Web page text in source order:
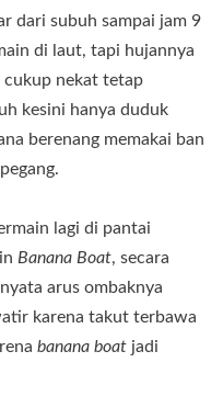
dari subuh sampai jam 9
di laut, tapi hujannya
cukup nekat tetap
kesini hanya duduk
berenang memakai ban
lagi di pantai
Banana Boat, secara
arus ombaknya
karena takut terbawa
banana boat jadi